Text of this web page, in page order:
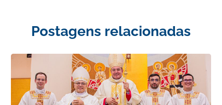
Postagens relacionadas